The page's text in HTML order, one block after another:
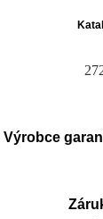
Výrobce